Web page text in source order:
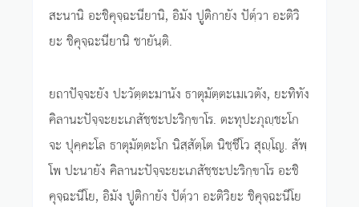
สะนานิ อะชิคุจฺฉะนียานิ, อิมัง ปูติกายัง ปัตฺ๎วา อะติวิ
ยะ ชิคุจฺฉะนียานิ ชายันฺติ.
ยถาปัจฺจะยัง ปะวัตฺตะมานัง ธาตุมัตฺตะเมเวตัง, ยะทิทัง
คิลานะปัจฺจะยะเภสัชฺชะปะริกฺขาโร. ตะทุปะภุญฺชะโก
จะ ปุคฺคะโล ธาตุมัตฺตะโก นิสฺสัตฺโต นิชฺชีโว สุญฺโญ. สัพฺ
โพ ปะนายัง คิลานะปัจฺจะยะเภสัชฺชะปะริกฺขาโร อะชิ
คุจฺฉะนีโย, อิมัง ปูติกายัง ปัตฺ๎วา อะติวิยะ ชิคุจฺฉะนีโย